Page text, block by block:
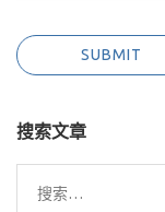
搜索文章
搜